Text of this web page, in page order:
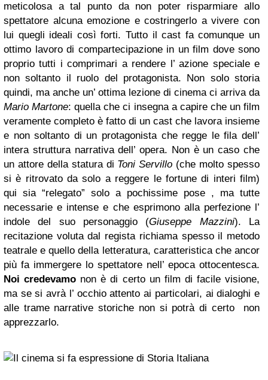
meticolosa a tal punto da non poter risparmiare allo
spettatore alcuna emozione e costringerlo a vivere con
lui quegli ideali così forti. Tutto il cast fa comunque un
ottimo lavoro di compartecipazione in un film dove sono
proprio tutti i comprimari a rendere l’ azione speciale e
non soltanto il ruolo del protagonista. Non solo storia
quindi, ma anche un’ ottima lezione di cinema ci arriva da
Mario Martone: quella che ci insegna a capire che un film
veramente completo è fatto di un cast che lavora insieme
e non soltanto di un protagonista che regge le fila dell’
intera struttura narrativa dell’ opera. Non è un caso che
un attore della statura di Toni Servillo (che molto spesso
si è ritrovato da solo a reggere le fortune di interi film)
qui sia “relegato” solo a pochissime pose , ma tutte
necessarie e intense e che esprimono alla perfezione l’
indole del suo personaggio (Giuseppe Mazzini). La
recitazione voluta dal regista richiama spesso il metodo
teatrale e quello della letteratura, caratteristica che ancor
più fa immergere lo spettatore nell’ epoca ottocentesca.
Noi credevamo non è di certo un film di facile visione,
ma se si avrà l’ occhio attento ai particolari, ai dialoghi e
alle trame narrative storiche non si potrà di certo non
apprezzarlo.